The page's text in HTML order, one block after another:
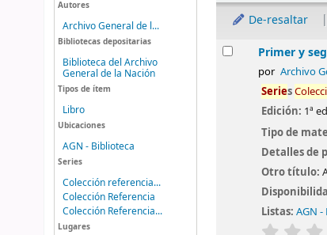
Autores
Archivo General de l...
Bibliotecas depositarias
Biblioteca del Archivo
General de la Nación
Tipos de ítem
Libro
Ubicaciones
AGN - Biblioteca
Series
Colección referencia...
Colección Referencia
Colección Referencia...
Lugares
De-resaltar
ResultadosPrimer y
por Archivo
Series
Edición: 1ª
Tipo de
Detalles de
Otro título:
Listas: AGN
valoración